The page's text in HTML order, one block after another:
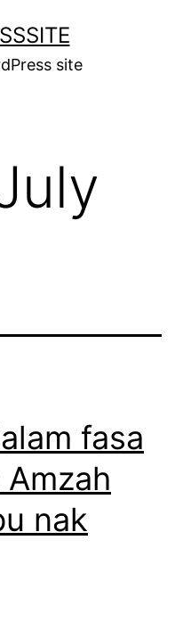
site
fasa
nak